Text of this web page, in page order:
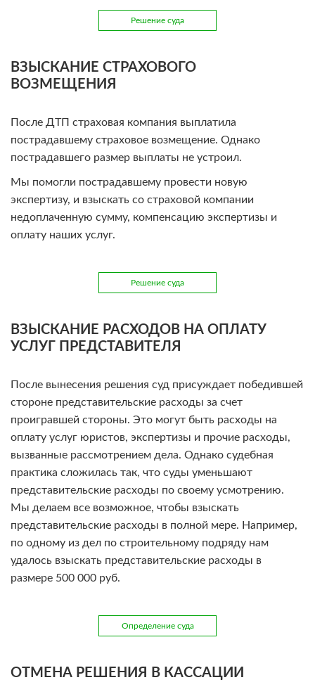
Решение суда
ВЗЫСКАНИЕ СТРАХОВОГО
ВОЗМЕЩЕНИЯ
После ДТП страховая компания выплатила
пострадавшему страховое возмещение. Однако
пострадавшего размер выплаты не устроил.
Мы помогли пострадавшему провести новую
экспертизу, и взыскать со страховой компании
недоплаченную сумму, компенсацию экспертизы и
оплату наших услуг.
Решение суда
ВЗЫСКАНИЕ РАСХОДОВ НА ОПЛАТУ
УСЛУГ ПРЕДСТАВИТЕЛЯ
После вынесения решения суд присуждает победившей
стороне представительские расходы за счет
проигравшей стороны. Это могут быть расходы на
оплату услуг юристов, экспертизы и прочие расходы,
вызванные рассмотрением дела. Однако судебная
практика сложилась так, что суды уменьшают
представительские расходы по своему усмотрению.
Мы делаем все возможное, чтобы взыскать
представительские расходы в полной мере. Например,
по одному из дел по строительному подряду нам
удалось взыскать представительские расходы в
размере 500 000 руб.
Определение суда
ОТМЕНА РЕШЕНИЯ В КАССАЦИИ